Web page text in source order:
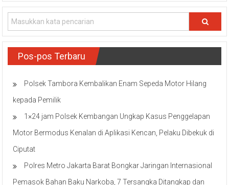
Pos-pos Terbaru
Polsek Tambora Kembalikan Enam Sepeda Motor Hilang
kepada Pemilik
1×24 jam Polsek Kembangan Ungkap Kasus Penggelapan
Motor Bermodus Kenalan di Aplikasi Kencan, Pelaku Dibekuk di
Ciputat
Polres Metro Jakarta Barat Bongkar Jaringan Internasional
Pemasok Bahan Baku Narkoba, 7 Tersangka Ditangkap dan